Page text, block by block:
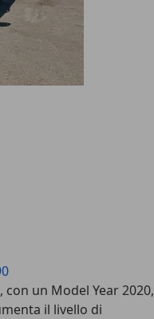
con un Model Year 2020,
il livello di